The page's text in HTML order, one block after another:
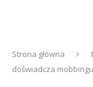
Strona główna
doświadcza